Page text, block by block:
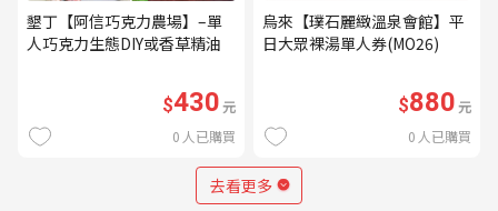
墾丁【阿信巧克力農場】–單
人巧克力生態DIY或香草精油
$430元
0 人已購買
烏來【璞石麗緻溫泉會館】平
日大眾裸湯單人券(MO26)
$880元
0 人已購買
去看更多